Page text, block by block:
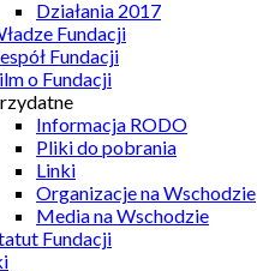
Działania 2017
Fundacji
Fundacji
o Fundacji
Informacja RODO
Pliki do pobrania
Linki
Organizacje na Wschodzie
Media na Wschodzie
Fundacji